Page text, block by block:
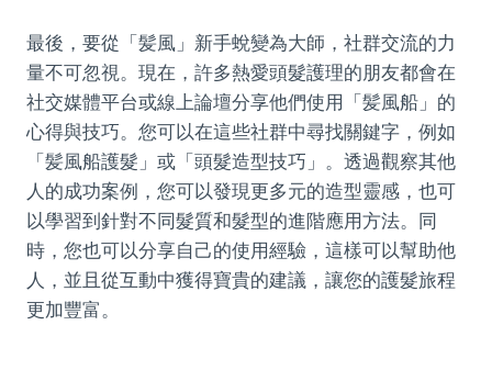
最後，要從「髪風」新手蛻變為大師，社群交流的力
量不可忽視。現在，許多熱愛頭髮護理的朋友都會在
社交媒體平台或線上論壇分享他們使用「髪風船」的
心得與技巧。您可以在這些社群中尋找關鍵字，例如
「髪風船護髮」或「頭髮造型技巧」。透過觀察其他
人的成功案例，您可以發現更多元的造型靈感，也可
以學習到針對不同髮質和髮型的進階應用方法。同
時，您也可以分享自己的使用經驗，這樣可以幫助他
人，並且從互動中獲得寶貴的建議，讓您的護髮旅程
更加豐富。